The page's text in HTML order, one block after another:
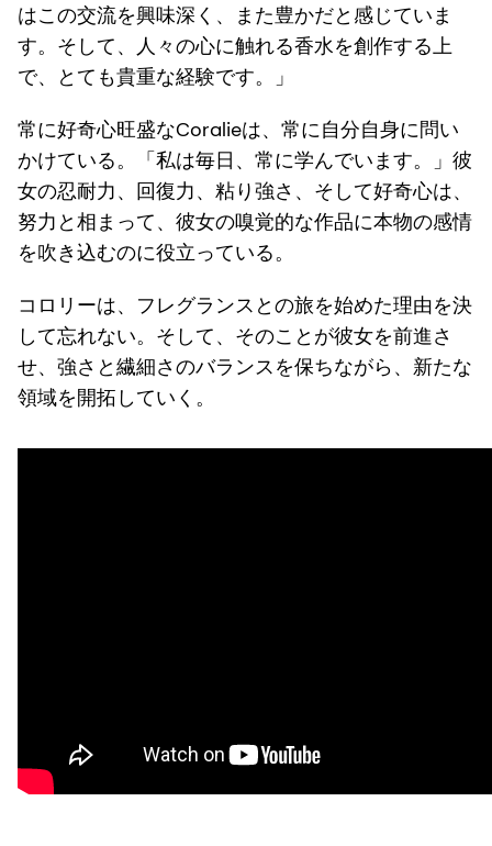
はこの交流を興味深く、また豊かだと感じていま
す。そして、人々の心に触れる香水を創作する上
で、とても貴重な経験です。」
常に好奇心旺盛なCoralieは、常に自分自身に問い
かけている。「私は毎日、常に学んでいます。」彼
女の忍耐力、回復力、粘り強さ、そして好奇心は、
努力と相まって、彼女の嗅覚的な作品に本物の感情
を吹き込むのに役立っている。
コロリーは、フレグランスとの旅を始めた理由を決
して忘れない。そして、そのことが彼女を前進さ
せ、強さと繊細さのバランスを保ちながら、新たな
領域を開拓していく。